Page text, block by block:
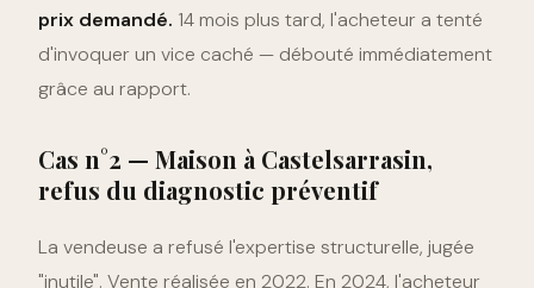
prix demandé. 14 mois plus tard, l'acheteur a tenté
d'invoquer un vice caché — débouté immédiatement
grâce au rapport.
Cas n°2 — Maison à Castelsarrasin,
refus du diagnostic préventif
La vendeuse a refusé l'expertise structurelle, jugée
"inutile". Vente réalisée en 2022. En 2024, l'acheteur